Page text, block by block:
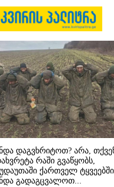
არ
ცოტნესთვის
სახლში
ცხოვრობს
11:13 / 05-
Hisense
დაგვხრიტოთ? არა,
რაში გვაწყობს,
ქართველ ტყვეებში
გადაგცვალოთ...